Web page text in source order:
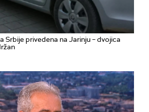
Srbije privedena na Jarinju – dvojica